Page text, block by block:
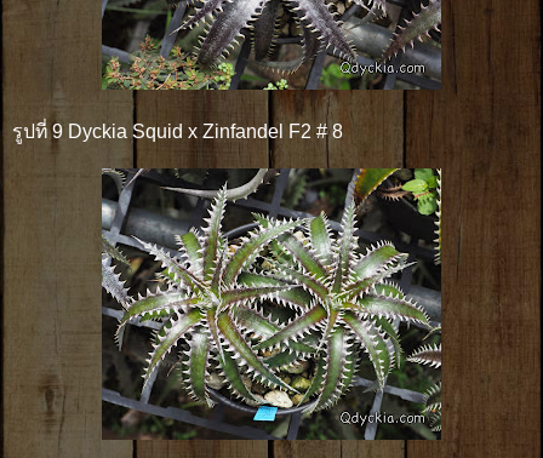
รูปที่ 9 Dyckia Squid x Zinfandel F2 # 8